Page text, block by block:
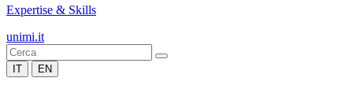
Expertise & Skills
unimi.it
IT EN